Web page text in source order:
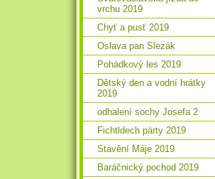
vrchu 2019
Chyť a pusť 2019
Oslava pan Slezák
Pohádkový les 2019
Dětský den a vodní hrátky
2019
odhalení sochy Josefa 2
Fichtldech párty 2019
Stavění Máje 2019
Baráčnický pochod 2019